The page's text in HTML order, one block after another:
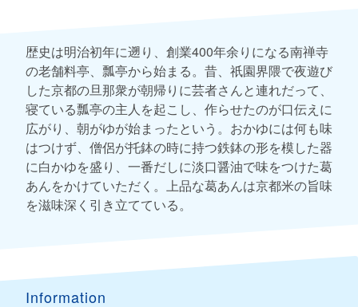
歴史は明治初年に遡り、創業400年余りになる南禅寺
の老舗料亭、瓢亭から始まる。昔、祇園界隈で夜遊び
した京都の旦那衆が朝帰りに芸者さんと連れだって、
寝ている瓢亭の主人を起こし、作らせたのが口伝えに
広がり、朝がゆが始まったという。おかゆには何も味
はつけず、僧侶が托鉢の時に持つ鉄鉢の形を模した器
に白かゆを盛り、一番だしに淡口醤油で味をつけた葛
あんをかけていただく。上品な葛あんは京都米の旨味
を滋味深く引き立てている。
Information